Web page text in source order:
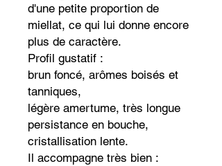
d'une petite proportion de
miellat, ce qui lui donne encore
plus de caractère.
Profil gustatif :
brun foncé, arômes boisés et
tanniques,
légère amertume, très longue
persistance en bouche,
cristallisation lente.
Il accompagne très bien :